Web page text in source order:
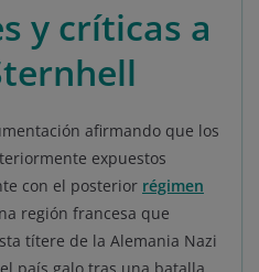
y críticas a
afirmando que los
expuestos
con el posterior régimen
región francesa que
títere de la Alemania Nazi